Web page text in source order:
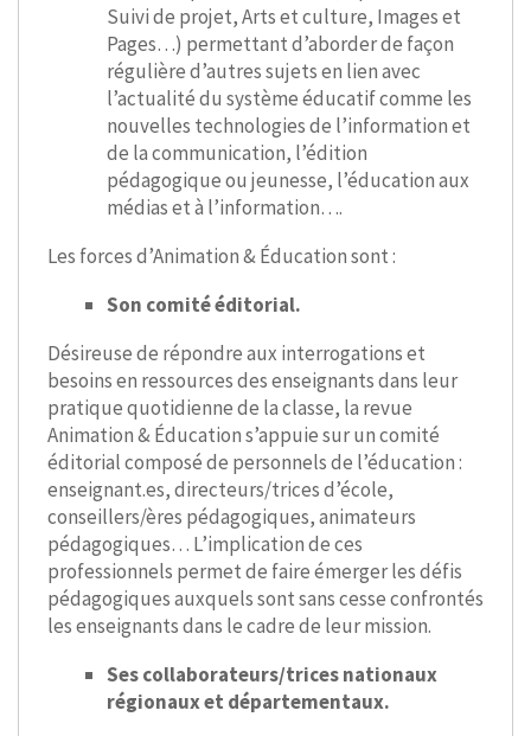
Suivi de projet, Arts et culture, Images et
Pages…) permettant d’aborder de façon
régulière d’autres sujets en lien avec
l’actualité du système éducatif comme les
nouvelles technologies de l’information et
de la communication, l’édition
pédagogique ou jeunesse, l’éducation aux
médias et à l’information….
Les forces d’Animation & Éducation sont :
Son comité éditorial.
Désireuse de répondre aux interrogations et
besoins en ressources des enseignants dans leur
pratique quotidienne de la classe, la revue
Animation & Éducation s’appuie sur un comité
éditorial composé de personnels de l’éducation :
enseignant.es, directeurs/trices d’école,
conseillers/ères pédagogiques, animateurs
pédagogiques… L’implication de ces
professionnels permet de faire émerger les défis
pédagogiques auxquels sont sans cesse confrontés
les enseignants dans le cadre de leur mission.
Ses collaborateurs/trices nationaux
régionaux et départementaux.